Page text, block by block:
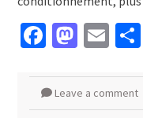
Facebook
Leave a comment